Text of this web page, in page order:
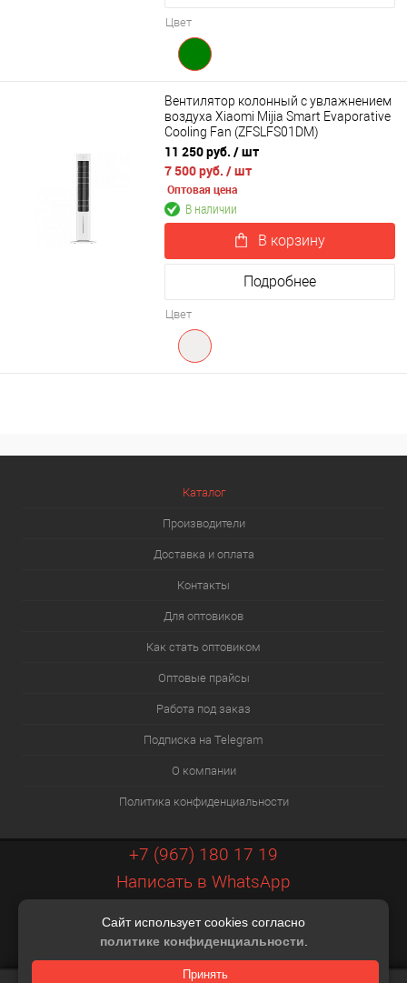
Сайт использует cookies согласно
политике конфиденциальности
Принять
Цвет
Вентилятор колонный с увлажнением
воздуха Xiaomi Mijia Smart Evaporative
Cooling Fan (ZFSLFS01DM)
11 250 руб. / шт
7 500 руб. / шт
Оптовая цена
В наличии
В корзину
Подробнее
Цвет
Каталог
Производители
Доставка и оплата
Контакты
Для оптовиков
Как стать оптовиком
Оптовые прайсы
Работа под заказ
Подписка на Telegram
О компании
Политика конфиденциальности
+7 (967) 180 17 19
Написать в WhatsApp
Контакты
Разработка шаблона Digital Web